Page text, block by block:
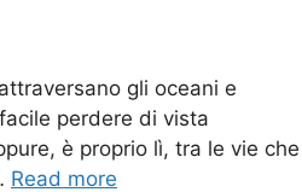
gli oceani e
perdere di vista
è proprio lì, tra le vie che
Read more